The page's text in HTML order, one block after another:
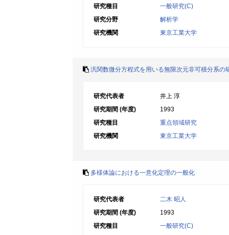
研究種目
一般研究(C)
研究分野
解析学
研究機関
東京工業大学
汎関数微分方程式を用いる無限次元非可積分系の
研究代表者
井上 淳
研究期間 (年度)
1993
研究種目
重点領域研究
研究機関
東京工業大学
多様体論における一意化定理の一般化
研究代表者
二木 昭人
研究期間 (年度)
1993
研究種目
一般研究(C)